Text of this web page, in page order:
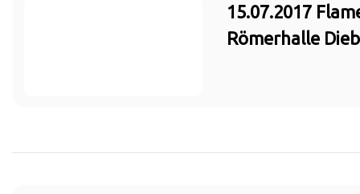
15.07.2017
Römerhalle